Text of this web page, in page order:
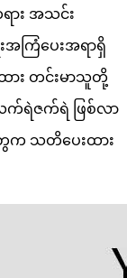
ား အသင်း
ကြံပေးအရာရှိ
ား တင်းမာသူတို့
က်ရဲဇက်ရဲ ဖြစ်လာ
က သတိပေးထား